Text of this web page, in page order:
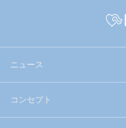
ニュース
コンセプト